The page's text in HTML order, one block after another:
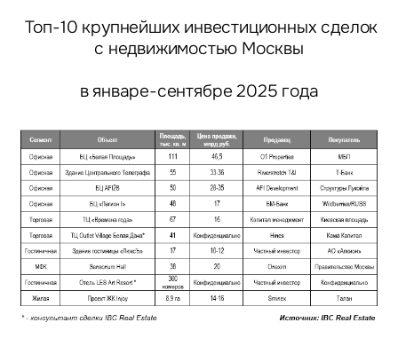
Топ-10 крупнейших инвестиционных сделок
с недвижимостью Москвы
в январе-сентябре 2025 года